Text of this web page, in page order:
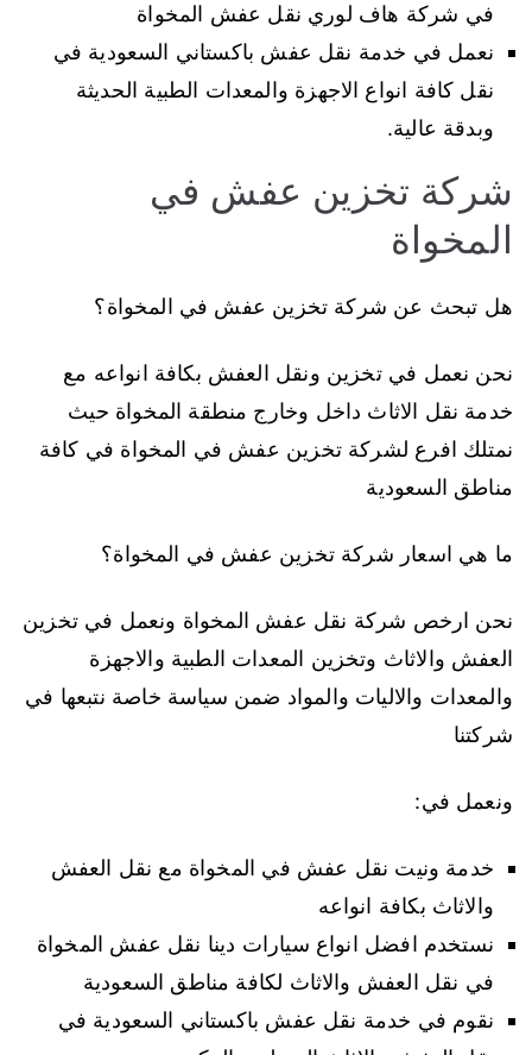
في شركة هاف لوري نقل عفش المخواة
نعمل في خدمة نقل عفش باكستاني السعودية في
نقل كافة انواع الاجهزة والمعدات الطبية الحديثة
وبدقة عالية.
شركة تخزين عفش في
المخواة
هل تبحث عن شركة تخزين عفش في المخواة؟
نحن نعمل في تخزين ونقل العفش بكافة انواعه مع
خدمة نقل الاثاث داخل وخارج منطقة المخواة حيث
نمتلك افرع لشركة تخزين عفش في المخواة في كافة
مناطق السعودية
ما هي اسعار شركة تخزين عفش في المخواة؟
نحن ارخص شركة نقل عفش المخواة ونعمل في تخزين
العفش والاثاث وتخزين المعدات الطبية والاجهزة
والمعدات والاليات والمواد ضمن سياسة خاصة نتبعها في
شركتنا
ونعمل في:
خدمة ونيت نقل عفش في المخواة مع نقل العفش
والاثاث بكافة انواعه
نستخدم افضل انواع سيارات دينا نقل عفش المخواة
في نقل العفش والاثاث لكافة مناطق السعودية
نقوم في خدمة نقل عفش باكستاني السعودية في